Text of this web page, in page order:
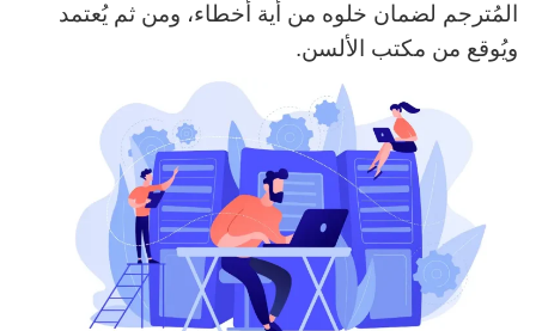
المُترجم لضمان خلوه من أية أخطاء، ومن ثم يُعتمد
ويُوقع من مكتب الألسن.